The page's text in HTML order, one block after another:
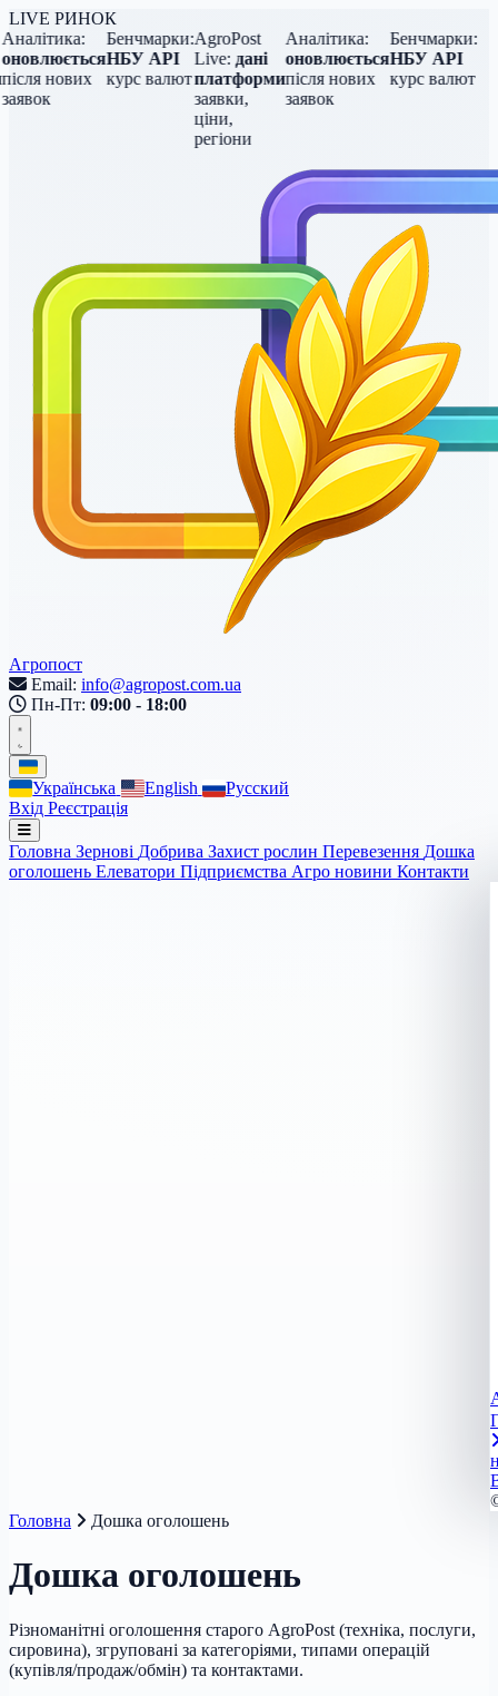
LIVE РИНОК
нових
Бенчмарки:
НБУ API
курс валют
AgroPost
Live: дані
платформи
заявки,
ціни,
регіони
Аналітика:
оновлюється
після нових
заявок
Бенчмарки:
НБУ API
курс валют
Агропост
Email: info@agropost.com.ua
Пн-Пт: 09:00 - 18:00
Українська English
Русский
Вхід Реєстрація
Головна Зернові Добрива Захист рослин Перевезення Дошка
оголошень Елеватори Підприємства Агро новини Контакти
Головна
Дошка оголошень
Дошка оголошень
Різноманітні оголошення старого AgroPost (техніка, послуги,
сировина), згруповані за категоріями, типами операцій
(купівля/продаж/обмін) та контактами.